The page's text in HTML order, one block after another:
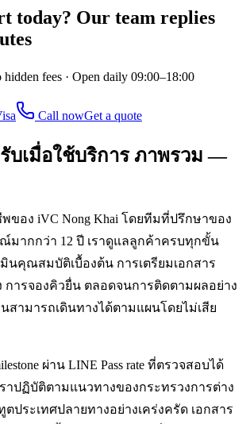
today? Our team replies
hidden fees · Open daily 09:00–18:00
Call nowGet a quote
บเมื่อใช้บริการ ภาพรวม —
อง iVC Nong Khai โดยทีมที่ปรึกษาของ
มากกว่า 12 ปี เราดูแลลูกค้าครบทุกขั้น
นคุณสมบัติเบื้องต้น การเตรียมเอกสาร
การจองคิวยื่น ตลอดจนการติดตามผลอย่าง
สามารถเดินทางได้ตามแผนโดยไม่เสีย
ผ่าน LINE Pass rate ที่ตรวจสอบได้
าปฏิบัติตามแนวทางของกระทรวงการต่าง
ประเทศปลายทางอย่างเคร่งครัด เอกสาร